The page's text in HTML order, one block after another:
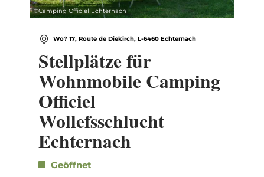
©Camping Officiel Echternach
Wo? 17, Route de Diekirch, L-6460 Echternach
Stellplätze für
Wohnmobile Camping
Officiel
Wollefsschlucht
Echternach
Geöffnet